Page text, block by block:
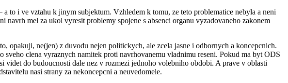
i ve vztahu k jinym subjektum. Vzhledem k tomu, ze teto problematice nebyla a neni
navrh mel za ukol vyresit problemy spojene s absenci organu vyzadovaneho zakonem
opakuji, ne(jen) z duvodu nejen politickych, ale zcela jasne i odbornych a koncepcnich.
clena vyraznych namitek proti navrhovanemu vladnimu reseni. Pokud ma byt ODS
do budoucnosti dale nez v rozmezi jednoho volebniho obdobi. A prave v oblasti
nasi strany za nekoncepcni a neuvedomele.